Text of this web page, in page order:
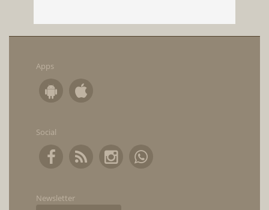
Apps
Social
Newsletter